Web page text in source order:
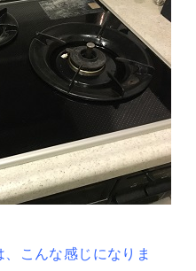
こんな感じになりま